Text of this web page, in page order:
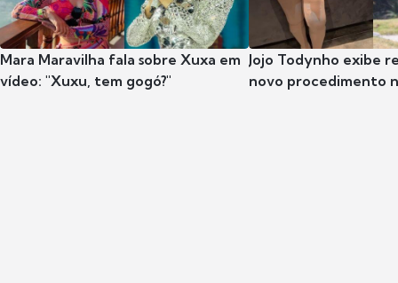
Mara Maravilha fala sobre Xuxa em
vídeo: "Xuxu, tem gogó?"
Jojo Todynho exibe
novo procedimento